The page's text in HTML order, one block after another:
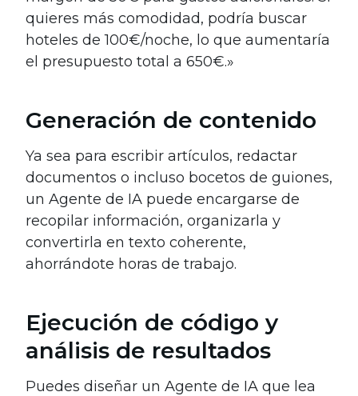
quieres más comodidad, podría buscar
hoteles de 100€/noche, lo que aumentaría
el presupuesto total a 650€.»
Generación de contenido
Ya sea para escribir artículos, redactar
documentos o incluso bocetos de guiones,
un Agente de IA puede encargarse de
recopilar información, organizarla y
convertirla en texto coherente,
ahorrándote horas de trabajo.
Ejecución de código y
análisis de resultados
Puedes diseñar un Agente de IA que lea